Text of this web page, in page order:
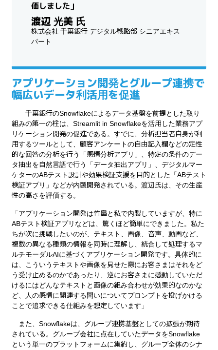
価しました」
渡辺 光美 氏
株式会社 千葉銀行 デジタル戦略部 シニアエキス
パート
アプリケーション開発とグループ連携で
幅広いデータ利活用を促進
千葉銀行のSnowflakeによるデータ基盤を前提とした取り
組みの第一の柱は、Streamlit in Snowflakeを活用した業務アプ
リケーション開発の促進である。すでに、分析担当者自身が利
用するツールとして、顧客アンケートの自由記入欄などの定性
的な回答の分析を行う「感情分析アプリ」、特定の条件のデー
タ抽出を自然言語で行う「データ抽出アプリ」、デジタルマー
ケターのABテスト設計や効果検証支援を目的とした「ABテスト
検証アプリ」などが内製開発されている。渡辺氏は、その生産
性の高さを評価する。
「アプリケーション開発は竹鼻と私で内製していますが、特に
ABテスト検証アプリなどは、驚くほど簡単にできました。私た
ちが次に挑戦したいのが、テキスト、画像、音声、動画など、
複数の異なる種類の情報を同時に理解し、統合して処理するマ
ルチモーダルAIに基づくアプリケーション開発です。具体的に
は、こういうテキストや画像を見せた際にお客さまはそれをど
う受け止めるのかであったり、逆にお客さまに感動していただ
けるにはどんなテキストと画像の組み合わせが効果的なのかな
ど、人の感情に関連する問いについてプロンプトを投げかける
ことで追求できる仕組みを想定しています」
また、Snowflakeは、グループ連携基盤としての拡張が期待
されている。グループ会社に点在していたデータをSnowflake
という単一のプラットフォームに集約し、グループ全体のシナ